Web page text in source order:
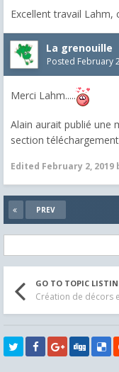
Excellent travail Lahm,
La grenouille
Posted February
Merci Lahm.....
Alain aurait publié une
section téléchargement
Edited February 2, 2019
PREV
GO TO TOPIC
Création de décors